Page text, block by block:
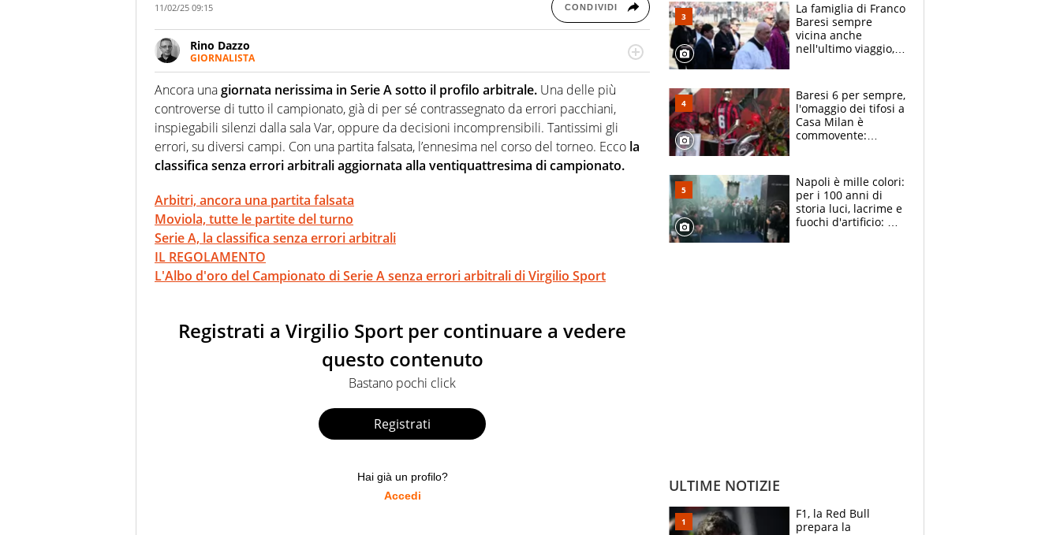
11/02/25 09:15 CONDIVIDI
Rino Dazzo
GIORNALISTA
Se mai ci fosse modo di traslare il glossario del calcio in una nicchia di esperti, lui ne
farebbe parte. Non si perde una svista arbitrale né gli umori social del mondo delle
Ancora unagiornata nerissima in Serie A sotto il profilo arbitrale. Una delle più
controverse di tutto il campionato, già di per sé contrassegnato da errori pacchiani,
inspiegabili silenzi dalla sala Var, oppure da decisioni incomprensibili. Tantissimi gli
errori, su diversi campi. Con una partita falsata, l’ennesima nel corso del torneo. Ecco la
classifica senza errori arbitrali aggiornata alla ventiquattresima di campionato.
Arbitri, ancora una partita falsata
Moviola, tutte le partite del turno
Serie A, la classifica senza errori arbitrali
IL REGOLAMENTO
L'Albo d'oro del Campionato di Serie A senza errori arbitrali di Virgilio Sport
Registrati a Virgilio Sport per continuare a vedere
questo contenuto
Bastano pochi click
Registrati
Hai già un profilo?
Accedi
La famiglia di Franco
Baresi sempre
vicina anche
nell'ultimo viaggio,
circondati
dall'affetto dei tifosi
Baresi 6 per sempre,
l'omaggio dei tifosi a
Casa Milan è
commovente:
bigliettini
Napoli è mille colori:
per i 100 anni di
storia luci, lacrime e
fuochi d'artificio: De
ULTIME NOTIZIE
F1, la Red Bull
prepara la